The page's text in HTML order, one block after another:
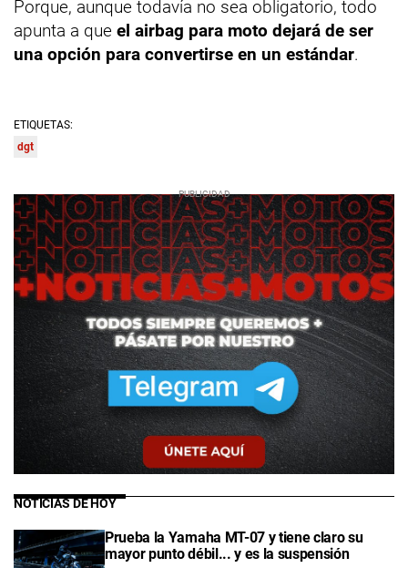
Porque, aunque todavía no sea obligatorio, todo
apunta a que el airbag para moto dejará de ser
una opción para convertirse en un estándar.
ETIQUETAS:
dgt
NOTICIAS DE HOY
Prueba la Yamaha MT-07 y tiene claro su
mayor punto débil... y es la suspensión